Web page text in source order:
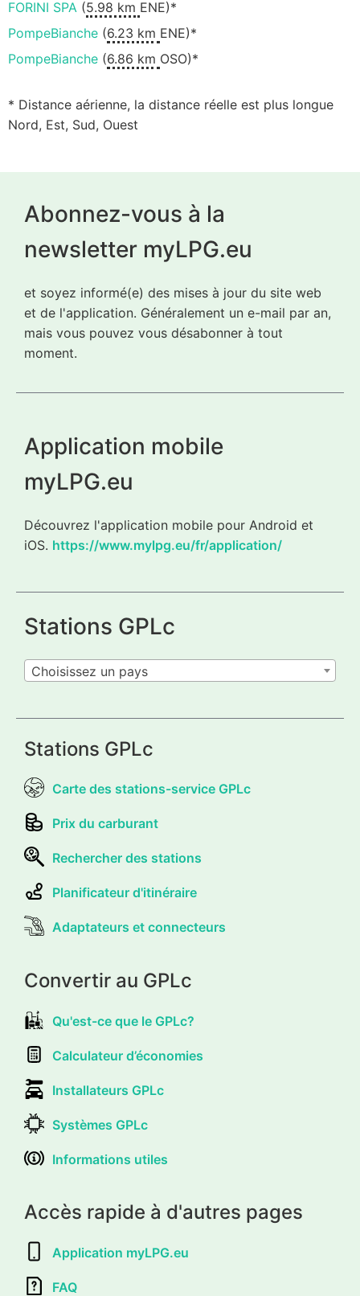
FORINI SPA (5.98 km ENE)*
PompeBianche (6.23 km ENE)*
PompeBianche (6.86 km OSO)*
* Distance aérienne, la distance réelle est plus longue
Nord, Est, Sud, Ouest
Abonnez-vous à la
newsletter myLPG.eu
et soyez informé(e) des mises à jour du site web
et de l'application. Généralement un e-mail par an,
mais vous pouvez vous désabonner à tout
moment.
Application mobile
myLPG.eu
Découvrez l'application mobile pour Android et
iOS. https://www.mylpg.eu/fr/application/
Stations GPLc
Choisissez un pays
Stations GPLc
Carte des stations-service GPLc
Prix du carburant
Rechercher des stations
Planificateur d'itinéraire
Adaptateurs et connecteurs
Convertir au GPLc
Qu'est-ce que le GPLc?
Calculateur d’économies
Installateurs GPLc
Systèmes GPLc
Informations utiles
Accès rapide à d'autres pages
Application myLPG.eu
FAQ